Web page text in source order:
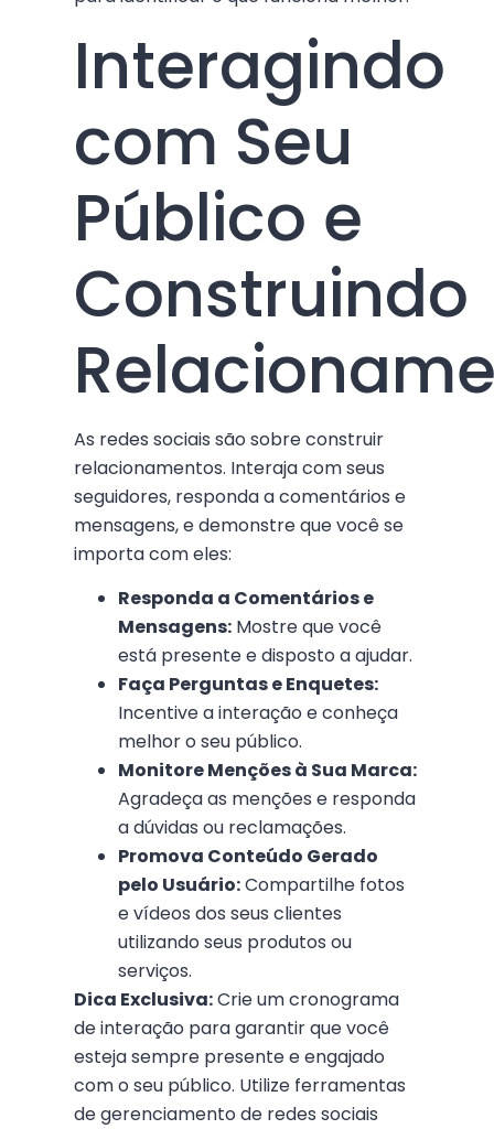
Interagindo
com Seu
Público e
Construindo
As redes sociais são sobre construir
relacionamentos. Interaja com seus
seguidores, responda a comentários e
mensagens, e demonstre que você se
importa com eles:
Responda a Comentários e
Mensagens: Mostre que você
está presente e disposto a ajudar.
Faça Perguntas e Enquetes:
Incentive a interação e conheça
melhor o seu público.
Monitore Menções à Sua Marca:
Agradeça as menções e responda
a dúvidas ou reclamações.
Promova Conteúdo Gerado
pelo Usuário:Compartilhe fotos
e vídeos dos seus clientes
utilizando seus produtos ou
serviços.
Dica Exclusiva:Crie um cronograma
de interação para garantir que você
esteja sempre presente e engajado
com o seu público. Utilize ferramentas
de gerenciamento de redes sociais